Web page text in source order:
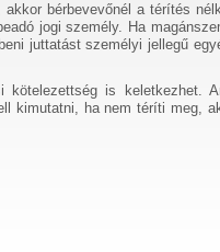
bérbevevőnél a térítés
jogi személy. Ha
juttatást személyi jellegű
is keletkezhet.
kimutatni, ha nem téríti meg,